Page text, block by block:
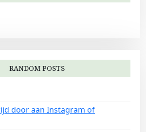
RANDOM POSTS
door aan Instagram of